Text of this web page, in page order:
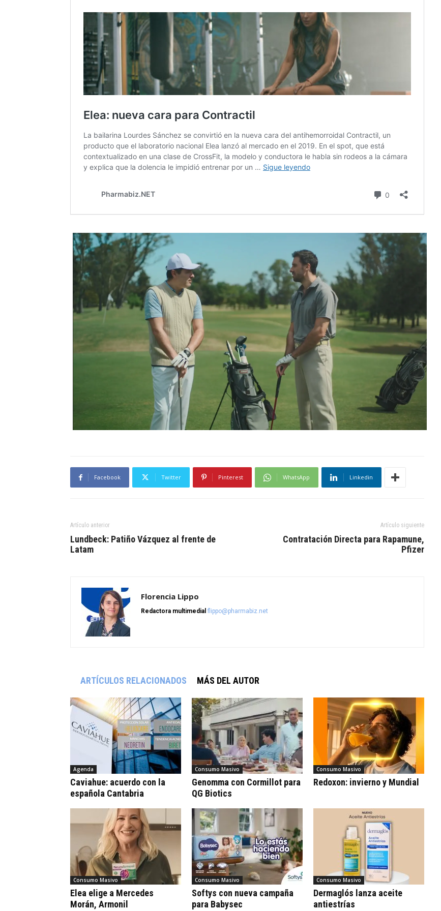
Facebook Twitter Pinterest WhatsApp Linkedin
Artículo anterior
Lundbeck: Patiño Vázquez al frente de
Latam
Artículo siguiente
Contratación Directa para Rapamune,
Pfizer
Florencia Lippo
Redactora multimedial flippo@pharmabiz.net
ARTÍCULOS RELACIONADOS MÁS DEL AUTOR
Agenda
Caviahue: acuerdo con la
española Cantabria
Consumo Masivo
Genomma con Cormillot para
QG Biotics
Consumo Masivo
Redoxon: invierno y Mundial
Consumo Masivo
Elea elige a Mercedes
Morán, Armonil
Consumo Masivo
Softys con nueva campaña
para Babysec
Consumo Masivo
Dermaglós lanza aceite
antiestrías